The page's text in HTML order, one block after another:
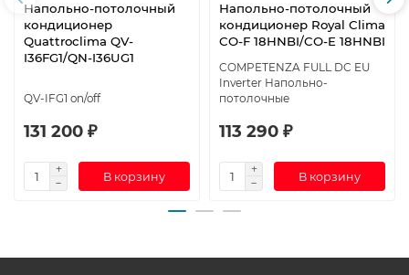
Напольно-потолочный
кондиционер
Quattroclima QV-
I36FG1/QN-I36UG1
QV-IFG1 on/off
131 200 ₽
В корзину
Напольно-потолочный
кондиционер Royal Clima
CO-F 18HNBI/CO-E 18HNBI
COMPETENZA FULL DC EU
Inverter Напольно-
потолочные
113 290 ₽
В корзину